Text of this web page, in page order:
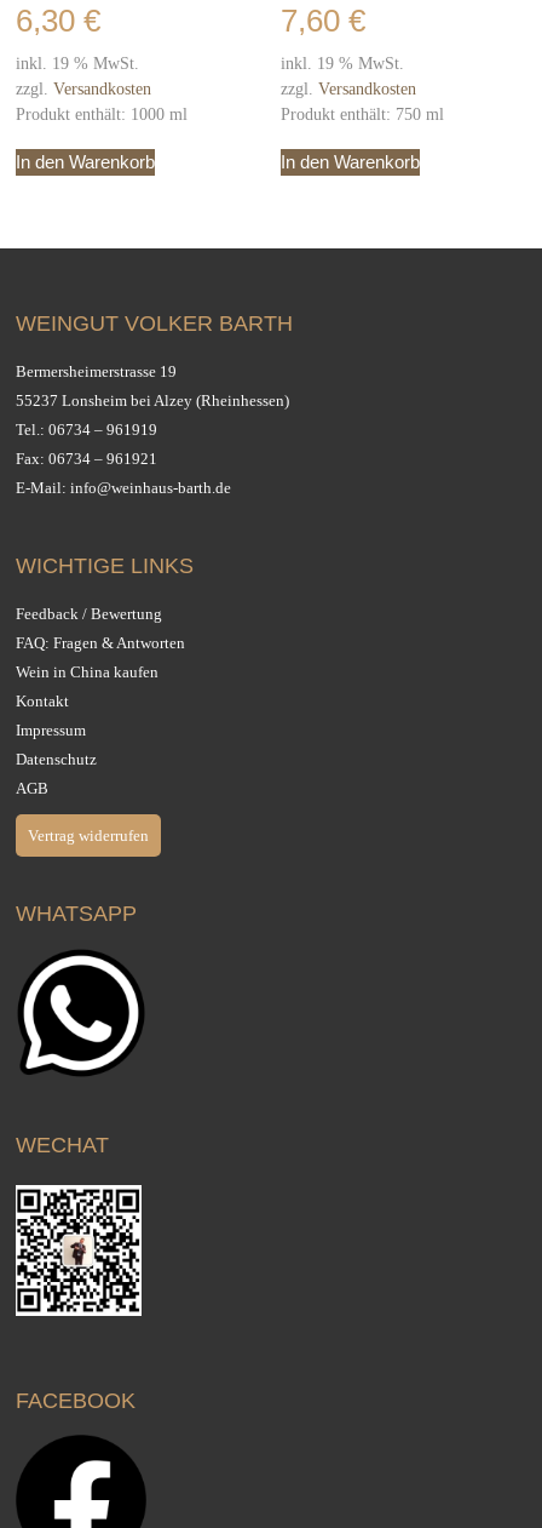
6,30€
inkl. 19 % MwSt.
zzgl.Versandkosten
Produkt enthält: 1000ml
In den Warenkorb
7,60€
inkl. 19 % MwSt.
zzgl.Versandkosten
Produkt enthält: 750ml
In den Warenkorb
WEINGUT VOLKER BARTH
Bermersheimerstrasse 19
55237 Lonsheim bei Alzey (Rheinhessen)
Tel.:06734 – 961919
Fax: 06734 – 961921
E-Mail:info@weinhaus-barth.de
WICHTIGE LINKS
Feedback / Bewertung
FAQ: Fragen & Antworten
Wein in China kaufen
Kontakt
Impressum
Datenschutz
AGB
Vertrag widerrufen
WHATSAPP
WECHAT
FACEBOOK